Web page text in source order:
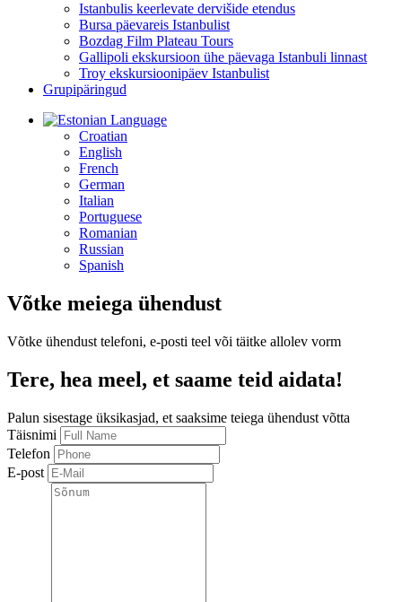
Istanbulis keerlevate dervišide etendus
Bursa päevareis Istanbulist
Bozdag Film Plateau Tours
Gallipoli ekskursioon ühe päevaga Istanbuli linnast
Troy ekskursioonipäev Istanbulist
Grupipäringud
Language
Croatian
English
French
German
Italian
Portuguese
Romanian
Russian
Spanish
Võtke meiega ühendust
Võtke ühendust telefoni, e-posti teel või täitke allolev vorm
Tere, hea meel, et saame teid aidata!
Palun sisestage üksikasjad, et saaksime teiega ühendust võtta
Täisnimi
Telefon
E-post